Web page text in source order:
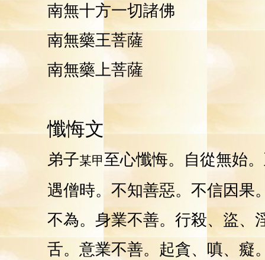
南無十方一切諸佛
南無藥王菩薩
南無藥上菩薩
懺悔文
弟子某甲 至心懺悔。自從無始
遇僧時。不知善惡。不信因果
不為。身業不善。行殺、盜、
舌。意業不善。起貪、嗔、癡